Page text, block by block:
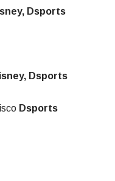
Dsports
Dsports
Dsports